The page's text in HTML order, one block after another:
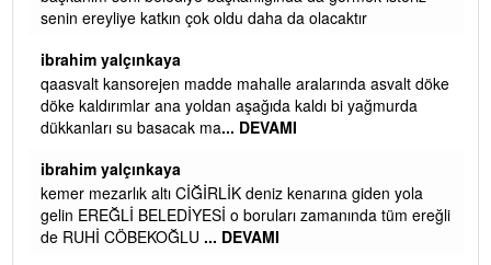
senin ereyliye katkın çok oldu daha da olacaktır
ibrahim yalçınkaya
qaasvalt kansorejen madde mahalle aralarında asvalt döke
döke kaldırımlar ana yoldan aşağıda kaldı bi yağmurda
dükkanları su basacak ma... DEVAMI
ibrahim yalçınkaya
kemer mezarlık altı CİĞİRLİK deniz kenarına giden yola
gelin EREĞLİ BELEDİYESİ o boruları zamanında tüm ereğli
de RUHİ CÖBEKOĞLU ... DEVAMI